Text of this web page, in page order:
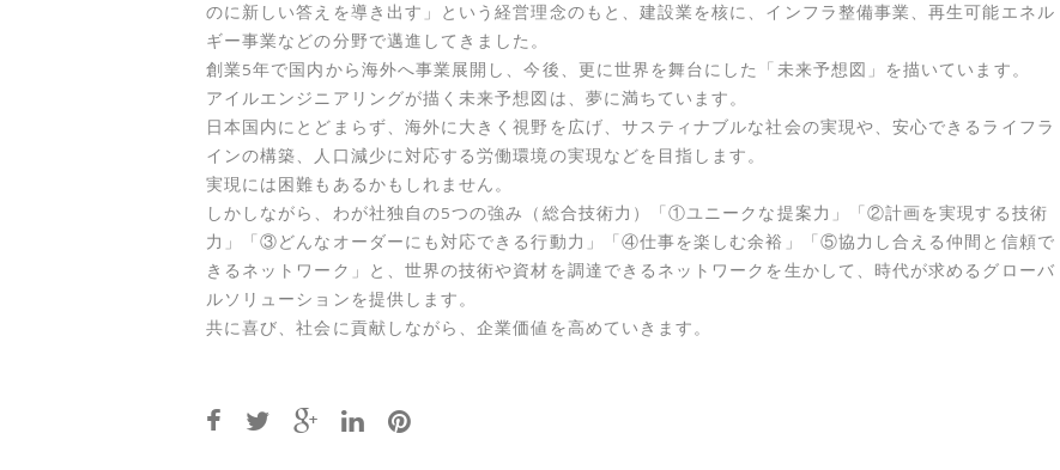
のに新しい答えを導き出す」という経営理念のもと、 建設業を核に、インフラ整備事業、再生可能エネル
ギー事業などの分野で邁進してきました。
創業5年で国内から海外へ事業展開し、今後、更に世界を舞台にした「未来予想図」を描いています。
アイルエンジニアリングが描く未来予想図は、夢に満ちています。
日本国内にとどまらず、海外に大きく視野を広げ、サスティナブルな社会の実現や、安心できるライフラ
インの構築、人口減少に対応する労働環境の実現などを目指します。
実現には困難もあるかもしれません。
しかしながら、わが社独自の5つの強み（総合技術力）「①ユニークな提案力」「②計画を実現する技術
力」「③どんなオーダーにも対応できる行動力」「④仕事を楽しむ余裕」「⑤協力し合える仲間と信頼で
きるネットワーク」と、世界の技術や資材を調達できるネットワークを生かして、時代が求めるグローバ
ルソリューションを提供します。
共に喜び、社会に貢献しながら、企業価値を高めていきます。